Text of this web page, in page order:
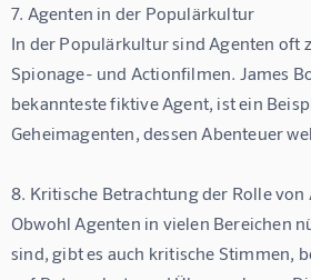
7. Agenten in der Populärkultur
In der Populärkultur sind Agenten oft
Spionage- und Actionfilmen. James
bekannteste fiktive Agent, ist ein
Geheimagenten, dessen Abenteuer
8. Kritische Betrachtung der Rolle von
Obwohl Agenten in vielen Bereichen
sind, gibt es auch kritische Stimmen,